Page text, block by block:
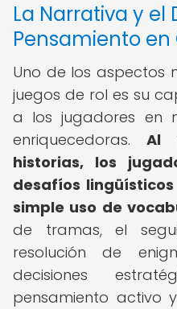
La Narrativa y el
Pensamiento
Uno de los aspectos
juegos de rol es su
a los jugadores en
enriquecedoras.Al
historias, los
desafíos
simple uso de
de tramas, el
resolución de
decisiones
pensamiento activo